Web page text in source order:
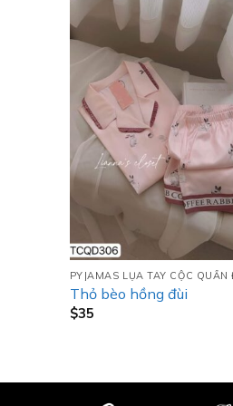
Thỏ bèo hồng đùi
$35